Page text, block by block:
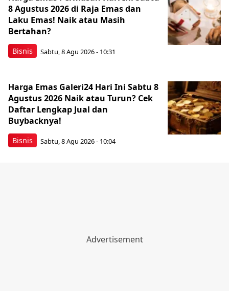
Bisnis
8 Agustus 2026 di Raja Emas dan
Laku Emas! Naik atau Masih
Bertahan?
Sabtu, 8 Agu 2026 - 10:31
Bisnis
Harga Emas Galeri24 Hari Ini Sabtu 8
Agustus 2026 Naik atau Turun? Cek
Daftar Lengkap Jual dan
Buybacknya!
Sabtu, 8 Agu 2026 - 10:04